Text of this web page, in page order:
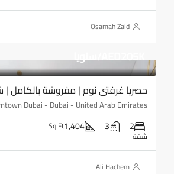
Osamah Zaid
AED205K/سنويا
حصريا غرفتي نوم | مفروشة بالكامل |
2
3
1,404
Sq Ft
شقة
Ali Hachem